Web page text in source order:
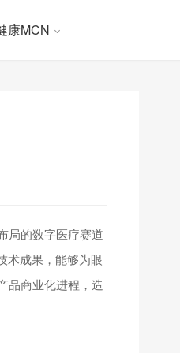
康MCN
局的数字医疗赛道
术成果，能够为眼
品商业化进程，造